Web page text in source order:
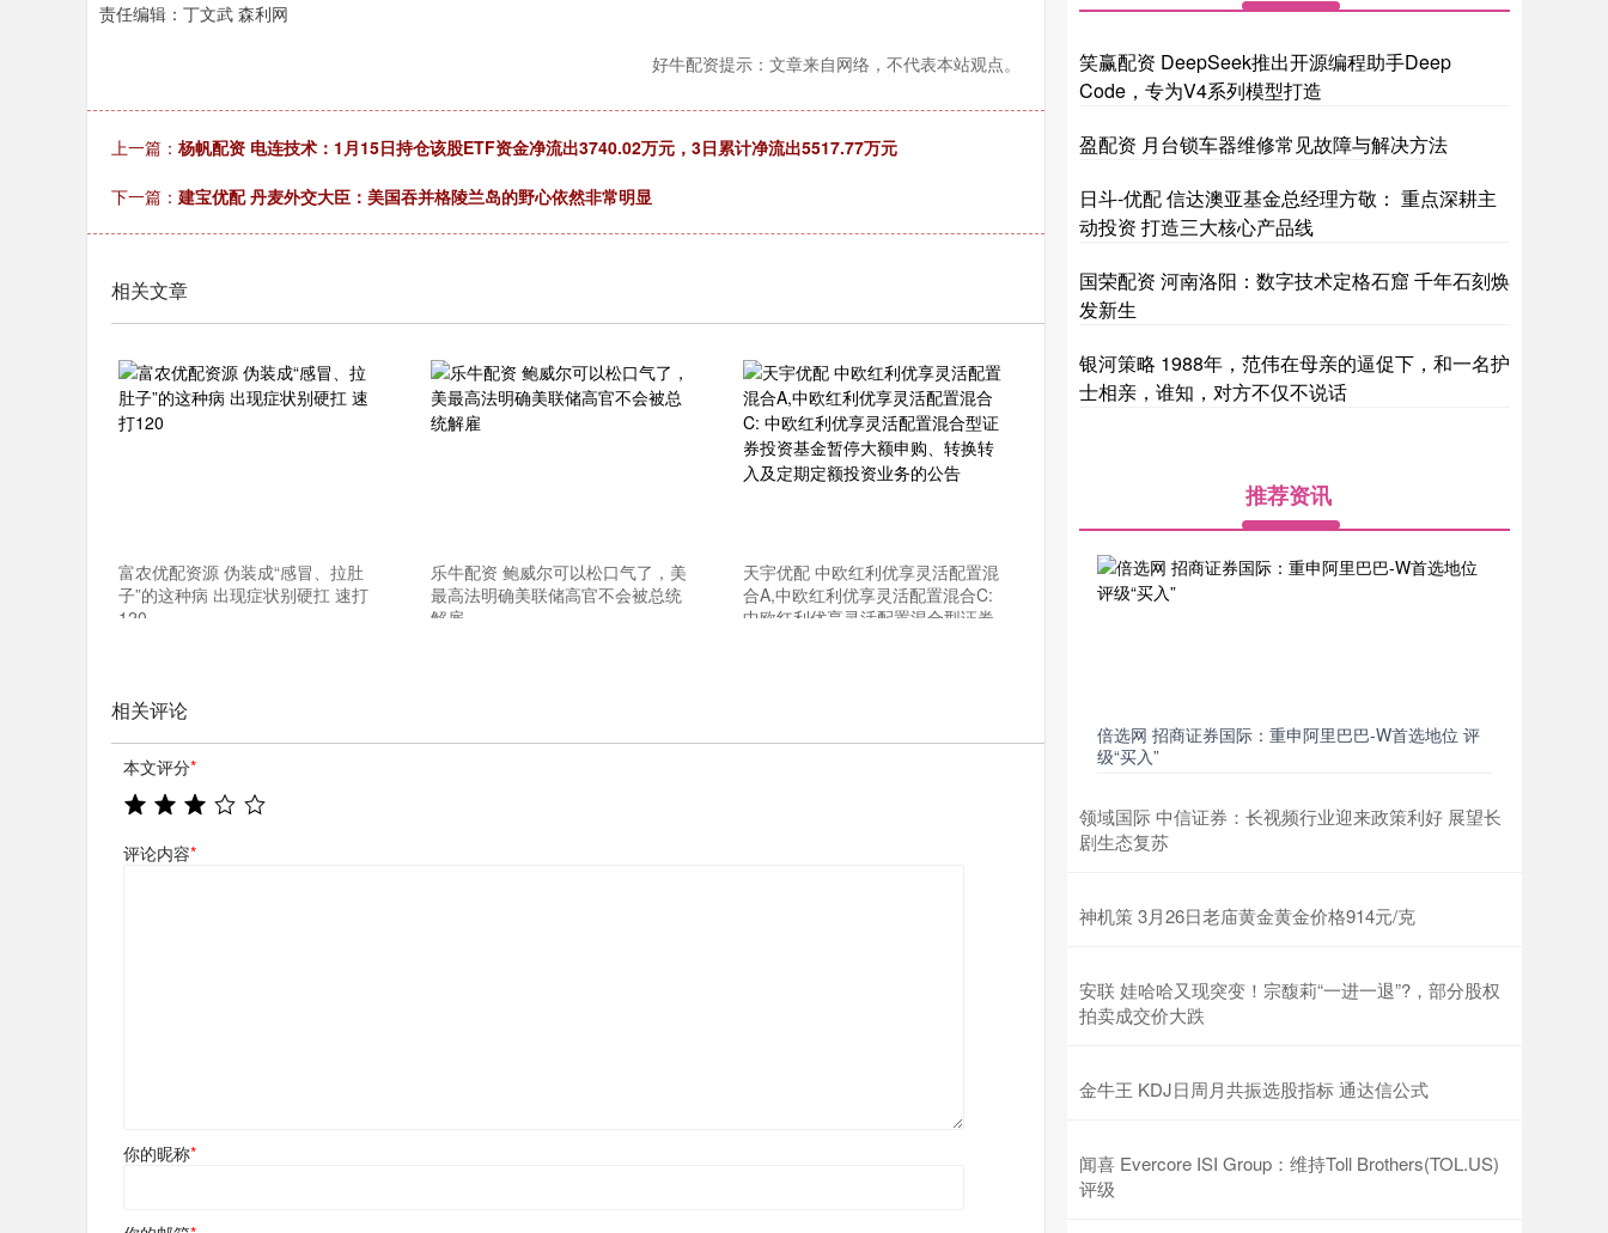
责任编辑：丁文武 森利网
好牛配资提示：文章来自网络，不代表本站观点。
上一篇： 杨帆配资 电连技术：1月15日持仓该股ETF资金净流出3740.02万元，3日累计净流出5517.77万元
下一篇： 建宝优配 丹麦外交大臣：美国吞并格陵兰岛的野心依然非常明显
相关文章
富农优配资源 伪装成“感冒、拉肚
子”的这种病 出现症状别硬扛 速打
120
乐牛配资 鲍威尔可以松口气了，美
最高法明确美联储高官不会被总统
解雇
天宇优配 中欧红利优享灵活配置混
合A,中欧红利优享灵活配置混合C:
中欧红利优享灵活配置混合型证券
相关评论
本文评分*
评论内容*
你的昵称*
笑赢配资 DeepSeek推出开源编程助手Deep
Code，专为V4系列模型打造
盈配资 月台锁车器维修常见故障与解决方法
日斗-优配 信达澳亚基金总经理方敬： 重点深耕主
动投资 打造三大核心产品线
国荣配资 河南洛阳：数字技术定格石窟 千年石刻焕
发新生
银河策略 1988年，范伟在母亲的逼促下，和一名护
士相亲，谁知，对方不仅不说话
推荐资讯
倍选网 招商证券国际：重申阿里巴巴-W首选地位 评
级“买入”
领域国际 中信证券：长视频行业迎来政策利好 展望长
剧生态复苏
神机策 3月26日老庙黄金黄金价格914元/克
安联 娃哈哈又现突变！宗馥莉“一进一退”?，部分股权
拍卖成交价大跌
金牛王 KDJ日周月共振选股指标 通达信公式
闻喜 Evercore ISI Group：维持Toll Brothers(TOL.US)
评级